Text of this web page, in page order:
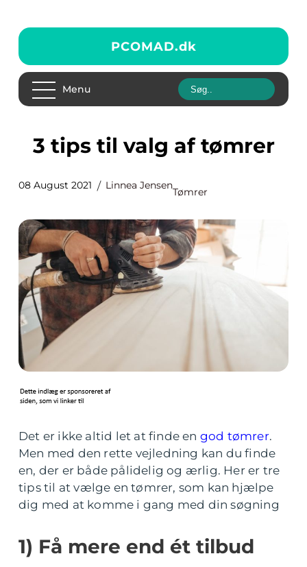
PCOMAD.dk
Menu
3 tips til valg af tømrer
08 August 2021 Linnea Jensen
Tømrer
Det er ikke altid let at finde en god tømrer.
Men med den rette vejledning kan du finde
en, der er både pålidelig og ærlig. Her er tre
tips til at vælge en tømrer, som kan hjælpe
dig med at komme i gang med din søgning
1) Få mere end ét tilbud